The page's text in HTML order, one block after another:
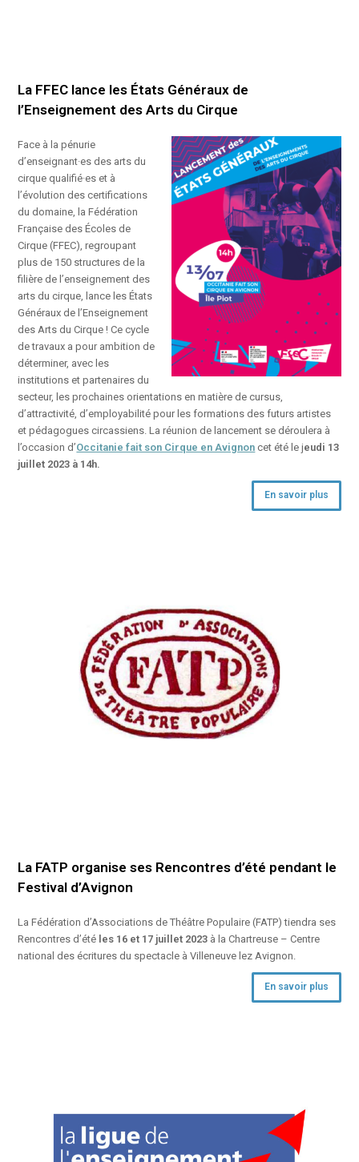
La FFEC lance les États Généraux de
l’Enseignement des Arts du Cirque
Face à la pénurie
d’enseignant·es des arts du
cirque qualifié·es et à
l’évolution des certifications
du domaine, la Fédération
Française des Écoles de
Cirque (FFEC), regroupant
plus de 150 structures de la
filière de l’enseignement des
arts du cirque,
lance les États
Généraux de l’Enseignement
des Arts du Cirque ! Ce cycle
de travaux a pour ambition de
déterminer, avec les
institutions et partenaires du
secteur, les prochaines orientations en matière de cursus,
d’attractivité, d’employabilité pour les formations des futurs artistes
et pédagogues circassiens. La réunion de lancement se déroulera à
l’occasion d’Occitanie fait son Cirque en Avignon cet été le jeudi 13
juillet 2023 à 14h.
En savoir plus
La FATP organise ses Rencontres d’été pendant le
Festival d’Avignon
La Fédération d’Associations de Théâtre Populaire (FATP) tiendra ses
Rencontres d’été les 16 et 17 juillet 2023 à la Chartreuse – Centre
national des écritures du spectacle à Villeneuve lez Avignon.
En savoir plus